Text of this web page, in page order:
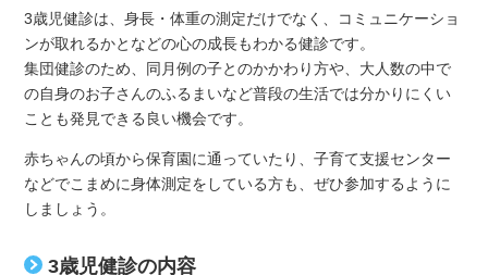
3歳児健診は、身長・体重の測定だけでなく、コミュニケーショ
ンが取れるかとなどの心の成長もわかる健診です。
集団健診のため、同月例の子とのかかわり方や、大人数の中で
の自身のお子さんのふるまいなど普段の生活では分かりにくい
ことも発見できる良い機会です。
赤ちゃんの頃から保育園に通っていたり、子育て支援センター
などでこまめに身体測定をしている方も、ぜひ参加するように
しましょう。
3歳児健診の内容